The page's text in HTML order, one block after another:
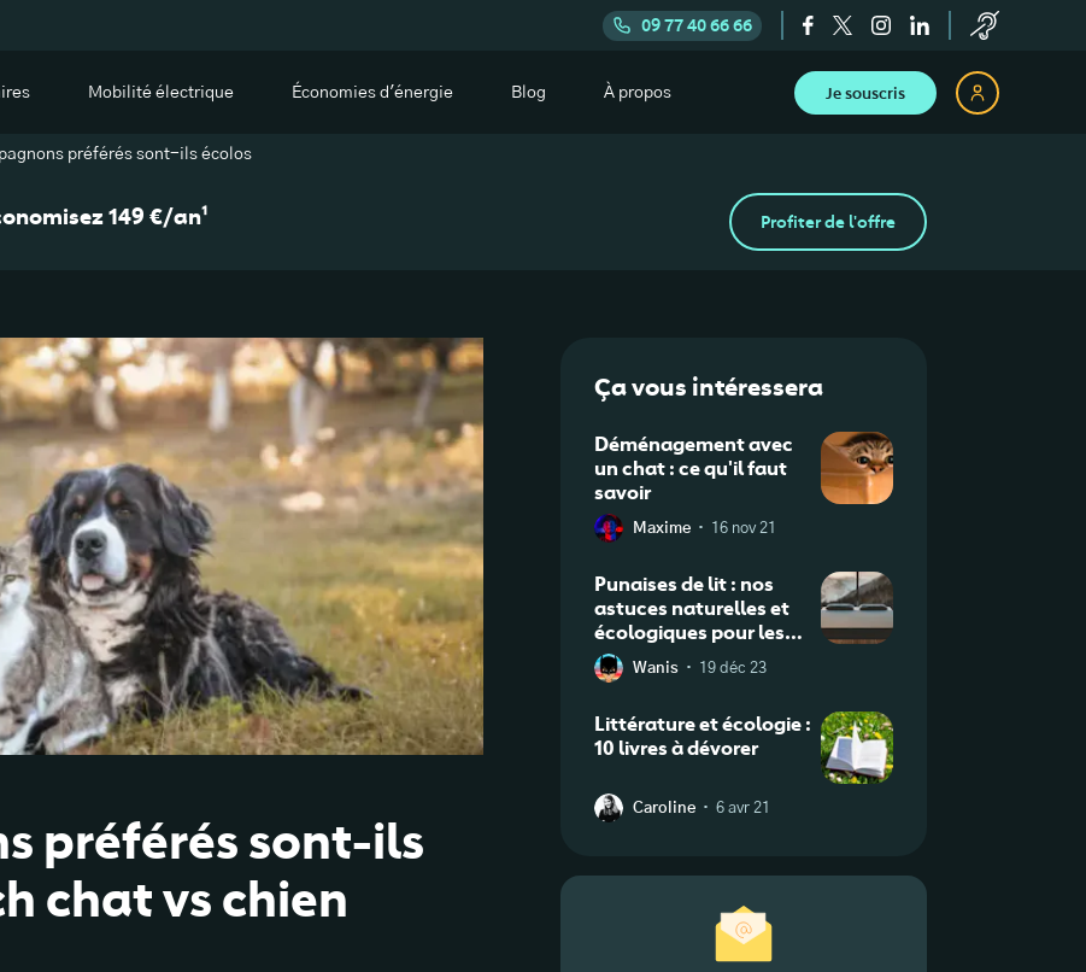
09 77 40 66 66
Mobilité électrique Économies d'énergie Blog À propos Je souscris
préférés sont-ils écolos
149 €/an¹ Profiter de l'offre
préférés sont-ils
chat vs chien
Ça vous intéressera
Déménagement avec
un chat : ce qu'il faut
savoir
Maxime · 16 nov 21
Punaises de lit : nos
astuces naturelles et
écologiques pour les
faire fuir !
Wanis · 19 déc 23
Littérature et écologie :
10 livres à dévorer
Caroline · 6 avr 21